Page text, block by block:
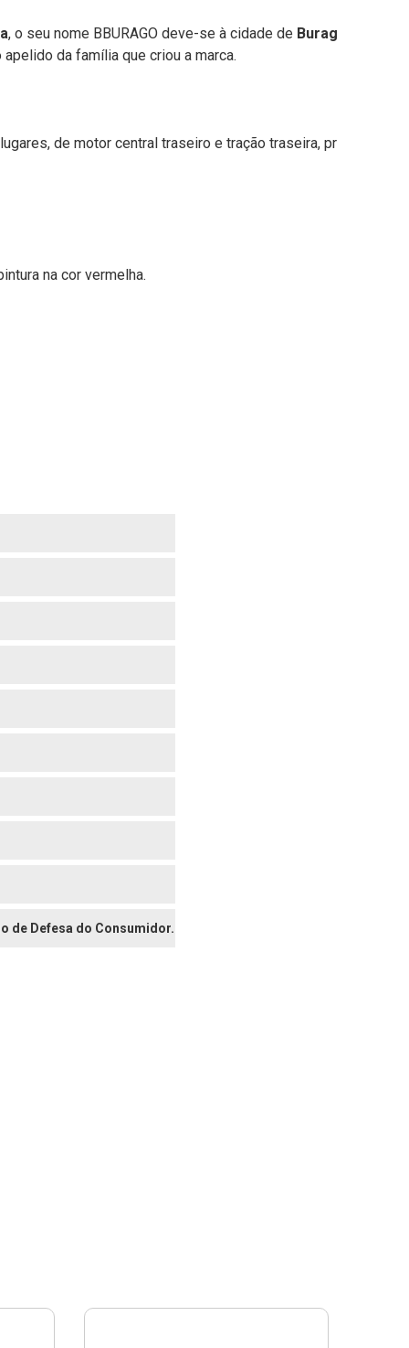
, o seu nome BBURAGO deve-se à cidade de Burag
da família que criou a marca.
de motor central traseiro e tração traseira, pr
na cor vermelha.
de Defesa do Consumidor.